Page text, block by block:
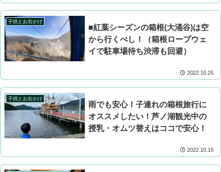
子供とお出かけ
■紅葉シーズンの箱根(大涌谷)は空
から行くべし！（箱根ロープウェ
イで駐車場待ち渋滞も回避）
2022.10.25
子供とお出かけ
雨でも安心！子連れの箱根旅行に
オススメしたい！芦ノ湖観光中の
授乳・オムツ替えはココで安心！
2022.10.16